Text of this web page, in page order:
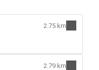
2.75 km
2.79 km